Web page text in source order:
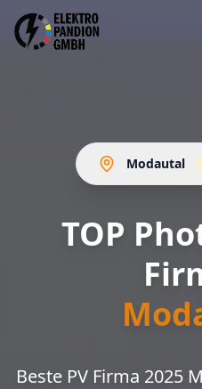
Modautal
TOP
Beste PV Firma 2025